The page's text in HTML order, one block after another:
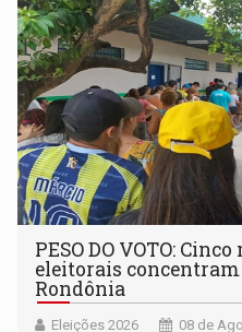
PESO DO VOTO:
eleitorais concentram
Rondônia
Eleições 2026 08 de